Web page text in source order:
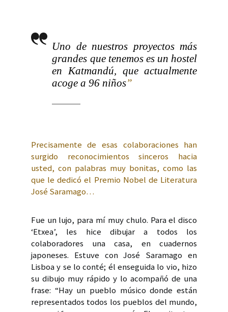
Uno de nuestros proyectos más
grandes que tenemos es un hostel
en Katmandú, que actualmente
acoge a 96 niños”
Precisamente de esas colaboraciones han
surgido reconocimientos sinceros hacia
usted, con palabras muy bonitas, como las
que le dedicó el Premio Nobel de Literatura
José Saramago…
Fue un lujo, para mí muy chulo. Para el disco
‘Etxea’, les hice dibujar a todos los
colaboradores una casa, en cuadernos
japoneses. Estuve con José Saramago en
Lisboa y se lo conté; él enseguida lo vio, hizo
su dibujo muy rápido y lo acompañó de una
frase: “Hay un pueblo músico donde están
representados todos los pueblos del mundo,